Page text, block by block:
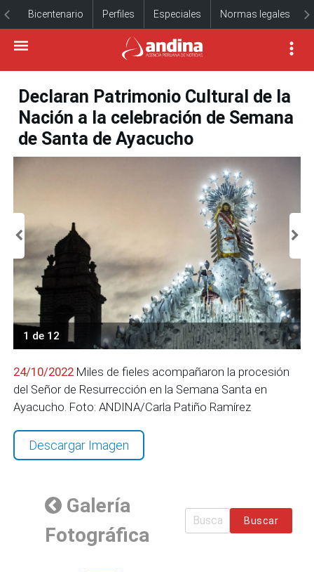
Bicentenario Perfiles Especiales Normas legales
Declaran Patrimonio Cultural de la
Nación a la celebración de Semana
de Santa de Ayacucho
1 de 12
24/10/2022 Miles de fieles acompañaron la procesión
del Señor de Resurrección en la Semana Santa en
Ayacucho. Foto: ANDINA/Carla Patiño Ramírez
Descargar Imagen
Galería
Fotográfica
Buscar